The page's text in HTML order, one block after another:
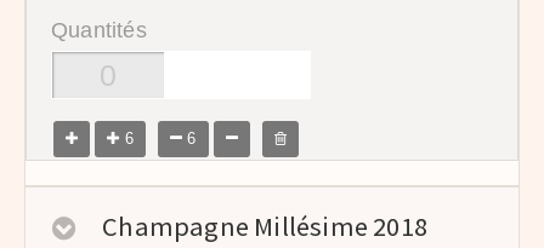
Quantités
6 6
Champagne Millésime 2018